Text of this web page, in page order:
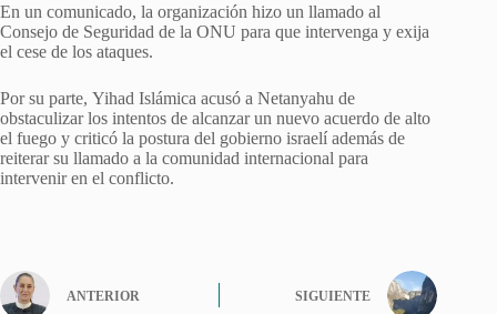
En un comunicado, la organización hizo un llamado al
Consejo de Seguridad de la ONU para que intervenga y exija
el cese de los ataques.
Por su parte, Yihad Islámica acusó a Netanyahu de
obstaculizar los intentos de alcanzar un nuevo acuerdo de alto
el fuego y criticó la postura del gobierno israelí además de
reiterar su llamado a la comunidad internacional para
intervenir en el conflicto.
ANTERIOR SIGUIENTE